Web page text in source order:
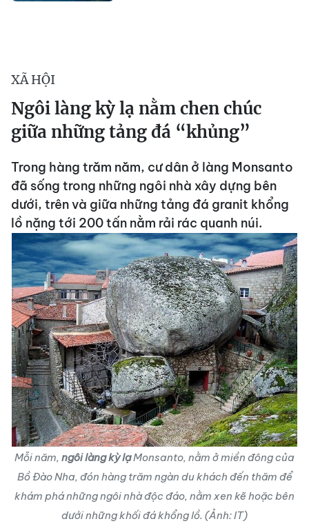
XÃ HỘI
Ngôi làng kỳ lạ nằm chen chúc
giữa những tảng đá “khủng”
Trong hàng trăm năm, cư dân ở làng Monsanto
đã sống trong những ngôi nhà xây dựng bên
dưới, trên và giữa những tảng đá granit khổng
lồ nặng tới 200 tấn nằm rải rác quanh núi.
Mỗi năm, ngôi làng kỳ lạMonsanto, nằm ở miền đông của
Bồ Đào Nha, đón hàng trăm ngàn du khách đến thăm để
khám phá những ngôi nhà độc đáo, nằm xen kẽ hoặc bên
dưới những khối đá khổng lồ. (Ảnh: IT)